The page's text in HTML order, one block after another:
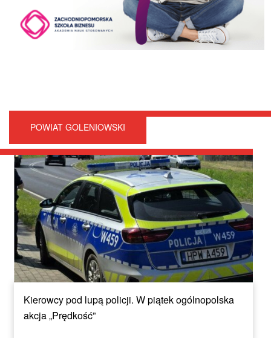
POWIAT GOLENIOWSKI
Kierowcy pod lupą policji. W piątek ogólnopolska
akcja „Prędkość”